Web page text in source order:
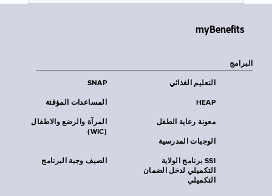
myBenefits
البرامج
SNAP التعليم الغذائي
المساعدات المؤقتة HEAP
المرآة والرضع والاطفال
(WIC)
معونة رعاية الطفل
الوجبات المدرسية
الصيف وجبة البرنامج
SSI برنامج الولاية
التكميلي لدخل الضمان
التكميلي